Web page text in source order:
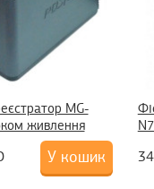
MG-
живлення
У кошик